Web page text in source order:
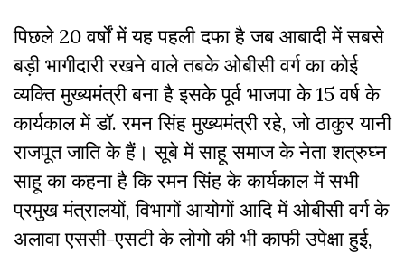
पिछले 20 वर्षों में यह पहली दफा है जब आबादी में सबसे
बड़ी भागीदारी रखने वाले तबके ओबीसी वर्ग का कोई
व्यक्ति मुख्यमंत्री बना है इसके पूर्व भाजपा के 15 वर्ष के
कार्यकाल में डॉ. रमन सिंह मुख्यमंत्री रहे, जो ठाकुर यानी
राजपूत जाति के हैं। सूबे में साहू समाज के नेता शत्रुघ्न
साहू का कहना है कि रमन सिंह के कार्यकाल में सभी
प्रमुख मंत्रालयों, विभागों आयोगों आदि में ओबीसी वर्ग के
अलावा एससी-एसटी के लोगो की भी काफी उपेक्षा हुई,